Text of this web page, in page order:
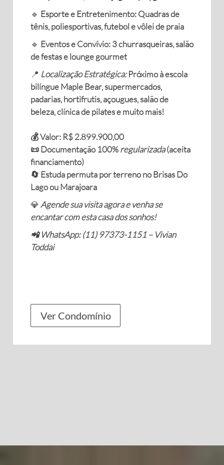
🔹 Esporte e Entretenimento: Quadras de
tênis, poliesportivas, futebol e vôlei de praia
🔹 Eventos e Convívio: 3 churrasqueiras, salão
de festas e lounge gourmet
📍 Localização Estratégica: Próximo à escola
bilíngue Maple Bear, supermercados,
padarias, hortifrutis, açougues, salão de
beleza, clínica de pilates e muito mais!
💰 Valor: R$ 2.899.900,00
📜 Documentação 100%regularizada(aceita
financiamento)
🔄 Estuda permuta por terreno no Brisas Do
Lago ou Marajoara
💎Agende sua visita agora e venha se
encantar com esta casa dos sonhos!
📲 WhatsApp: (11) 97373-1151 – Vivian
Toddai
Ver Condomínio